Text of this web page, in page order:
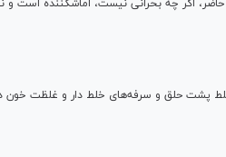
اگر چه بحرانی نیست، اماشکننده است و
پشت حلق و سرفه‌های خلط دار و غلظت خون